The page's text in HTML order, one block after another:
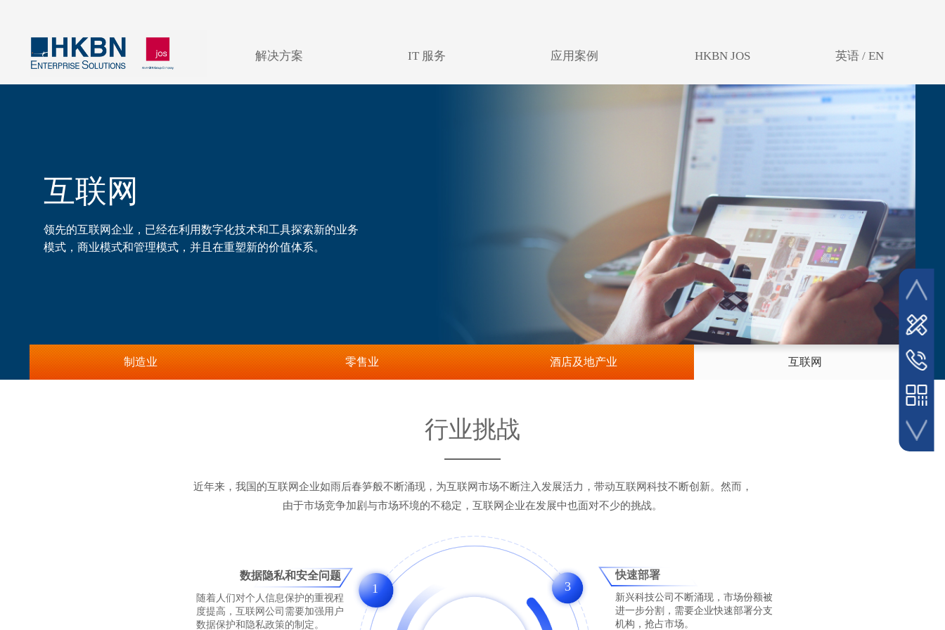
互联网
制造业 零售业 酒店及地产业 互联网
领先的互联网企业，已经在利用数字化技术和工具探索新的业务
模式，商业模式和管理模式，并且在重塑新的价值体系。
近年来，我国的互联网企业如雨后春笋般不断涌现，为互联网市场不断注入发展活力，带动互联网科技不断创新。然而，
由于市场竞争加剧与市场环境的不稳定， 互联网企业在发展中也面对不少的挑战。
快速部署
行业挑战
新兴科技公司不断涌现，市场份额被
进一步分割，需要企业快速部署分支
机构，抢占市场。
数据隐私和安全问题
随着人们对个人信息保护的重视程
度提高，互联网公司需要加强用户
数据保护和隐私政策的制定。
1 3
解决方案 IT 服务 应用案例 HKBN JOS 英语 / EN
电话热线
400-852-